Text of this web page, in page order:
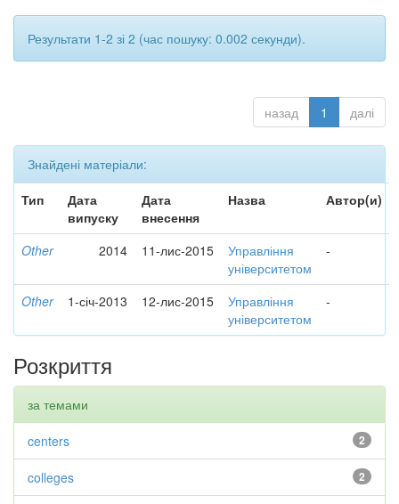
Результати 1-2 зі 2 (час пошуку: 0.002 секунди).
назад 1 далі
Знайдені матеріали:
Тип
Дата
випуску
Дата
внесення
Назва Автор(и)
Other 2014 11-лис-2015
Управління
університетом
-
Other 1-січ-2013 12-лис-2015
Управління
університетом
-
Розкриття
за темами
2
centers
2
colleges